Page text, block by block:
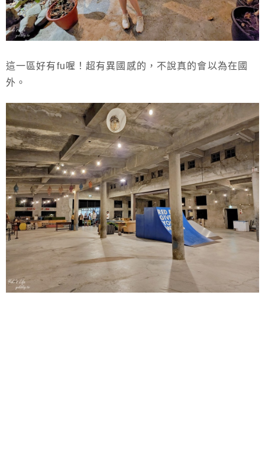
這一區好有fu喔！超有異國感的，不說真的會以為在國
外。